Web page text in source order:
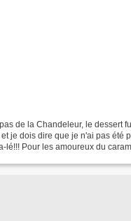
de la Chandeleur, le dessert
je dois dire que je n'ai pas été
lé!!! Pour les amoureux du